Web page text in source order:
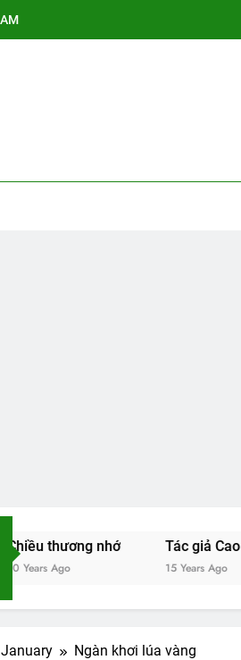
thương nhớ Tác giả Cao Hữu
15 Years Ago
January Ngàn khơi lúa vàng